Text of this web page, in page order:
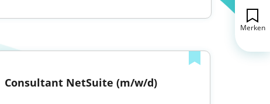
Consultant NetSuite (m/w/d)
Merken